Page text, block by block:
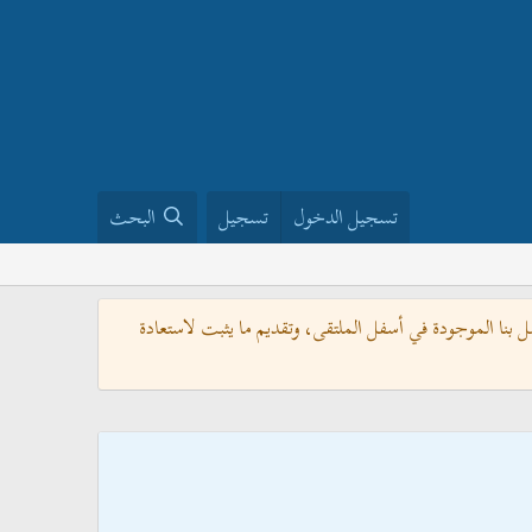
تسجيل الدخول تسجيل البحث
الموجودة في أسفل الملتقى، وتقديم ما يثبت لاستعادة